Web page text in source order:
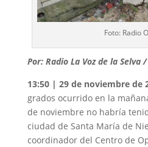
Foto: Radio
Por: Radio La Voz de la Selva /
13:50 | 29 de noviembre de
grados ocurrido en la
de noviembre no habría
ciudad de Santa María de
coordinador del Centro de